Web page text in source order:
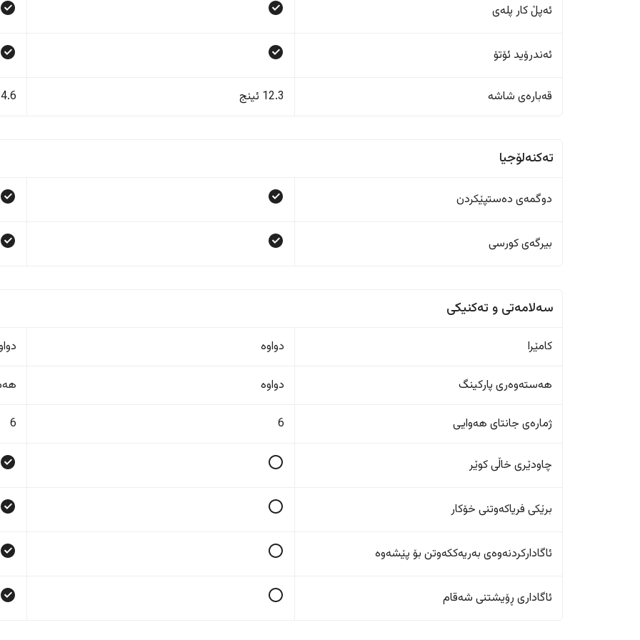
ئەپڵ کار پلەی
ئەندرۆید ئۆتۆ
قەبارەی شاشە 12.3 ئینج 24.6
تەکنەلۆجیا
دوگمەی دەستپێکردن
بیرگەی کورسی
سەلامەتی و تەکنیکی
کامێرا دواوە
هەستەوەری پارکینگ دواوە
ژمارەی جانتای هەوایی 6
6
چاودێری خاڵی کوێر
برێکی فریاکەوتنی خۆکار
ئاگادارکردنەوەی بەریەککەوتن بۆ پێشەوە
ئاگاداری ڕۆیشتنی شەقام